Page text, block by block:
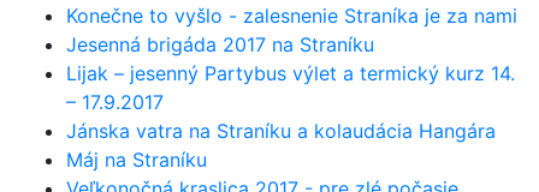
Konečne to vyšlo - zalesnenie Straníka je za nami
Jesenná brigáda 2017 na Straníku
Lijak – jesenný Partybus výlet a termický kurz 14.
– 17.9.2017
Jánska vatra na Straníku a kolaudácia Hangára
Máj na Straníku